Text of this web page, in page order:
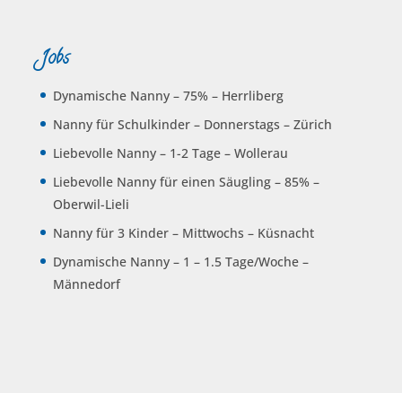
Jobs
Dynamische Nanny – 75% – Herrliberg
Nanny für Schulkinder – Donnerstags – Zürich
Liebevolle Nanny – 1-2 Tage – Wollerau
Liebevolle Nanny für einen Säugling – 85% –
Oberwil-Lieli
Nanny für 3 Kinder – Mittwochs – Küsnacht
Dynamische Nanny – 1 – 1.5 Tage/Woche –
Männedorf